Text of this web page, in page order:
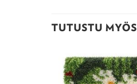
TUTUSTU MYÖS